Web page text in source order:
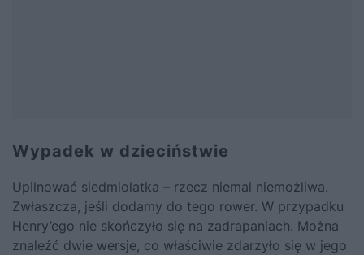
Wypadek w dzieciństwie
Upilnować siedmiolatka – rzecz niemal niemożliwa.
Zwłaszcza, jeśli dodamy do tego rower. W przypadku
Henry’ego nie skończyło się na zadrapaniach. Można
znaleźć dwie wersje, co właściwie zdarzyło się w jego